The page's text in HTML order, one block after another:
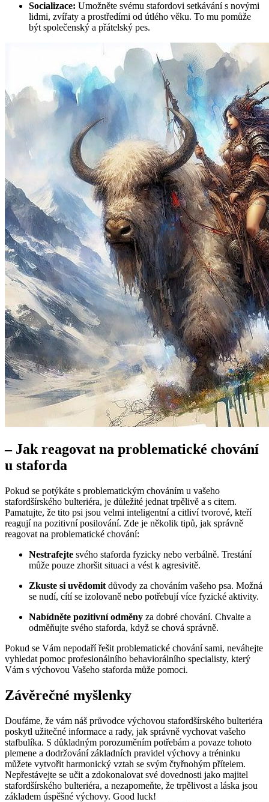
Socializace: Umožněte svému stafordovi setkávání s novými
lidmi, zvířaty a prostředími od útlého věku. To mu pomůže
být společenský a přátelský pes.
– Jak reagovat na problematické chování
u staforda
Pokud se potýkáte s problematickým chováním u vašeho
stafordšírského bulteriéra, je důležité jednat trpělivě a s citem.
Pamatujte, že tito psi jsou velmi inteligentní a citliví tvorové, kteří
reagují na pozitivní posilování. Zde je několik tipů, jak správně
reagovat na problematické chování:
Nestrafejte svého staforda fyzicky nebo verbálně. Trestání
může pouze zhoršit situaci a vést k agresivitě.
Zkuste si uvědomit důvody za chováním vašeho psa. Možná
se nudí, cítí se izolovaně nebo potřebují více fyzické aktivity.
Nabídněte pozitivní odměny za dobré chování. Chvalte a
odměňujte svého staforda, když se chová správně.
Pokud se Vám nepodaří řešit problematické chování sami, neváhejte
vyhledat pomoc profesionálního behaviorálního specialisty, který
Vám s výchovou Vašeho staforda může pomoci.
Závěrečné myšlenky
Doufáme, že vám náš průvodce výchovou stafordšírského bulteriéra
poskytl užitečné informace a rady, jak správně vychovat vašeho
stafbulíka. S důkladným porozuměním potřebám a povaze tohoto
plemene a dodržování základních pravidel výchovy a tréninku
můžete vytvořit harmonický vztah se svým čtyřnohým přítelem.
Nepřestávejte se učit a zdokonalovat své dovednosti jako majitel
stafordšírského bulteriéra, a nezapomeňte, že trpělivost a láska jsou
základem úspěšné výchovy. Good luck!